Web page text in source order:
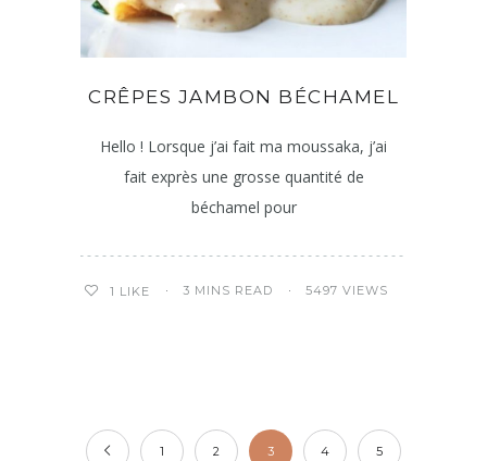
CRÊPES JAMBON BÉCHAMEL
Hello ! Lorsque j’ai fait ma moussaka, j’ai
fait exprès une grosse quantité de
béchamel pour
1 LIKE 3 MINS READ 5497 VIEWS
1 2 3 4 5